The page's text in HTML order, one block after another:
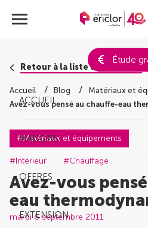
Étude
ACCUEIL
MAISONS
OFFRES
EXTENSION
Retour à la liste des conseils
Accueil Blog
Matériaux et
Avez-vous pensé au chauffe-eau
#Matériaux et équipements
#Intérieur #Chauffage
Avez-vous
eau
mardi 6 septembre 2011